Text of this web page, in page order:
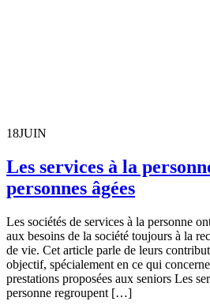
18JUIN
Les services à la
personnes âgées
Les sociétés de services à la personne
aux besoins de la société toujours à la
de vie. Cet article parle de leurs
objectif, spécialement en ce qui
prestations proposées aux seniors Les
personne regroupent […]